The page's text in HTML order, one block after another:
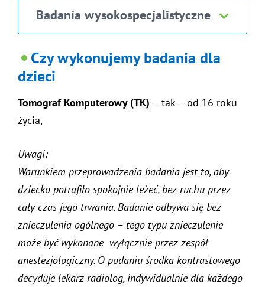
Badania wysokospecjalistyczne
Czy wykonujemy badania dla
dzieci
Tomograf Komputerowy (TK) – tak – od 16 roku
życia,
Uwagi:
Warunkiem przeprowadzenia badania jest to, aby
dziecko potrafiło spokojnie leżeć, bez ruchu przez
cały czas jego trwania. Badanie odbywa się bez
znieczulenia ogólnego – tego typu znieczulenie
może być wykonane wyłącznie przez zespół
anestezjologiczny. O podaniu środka kontrastowego
decyduje lekarz radiolog, indywidualnie dla każdego